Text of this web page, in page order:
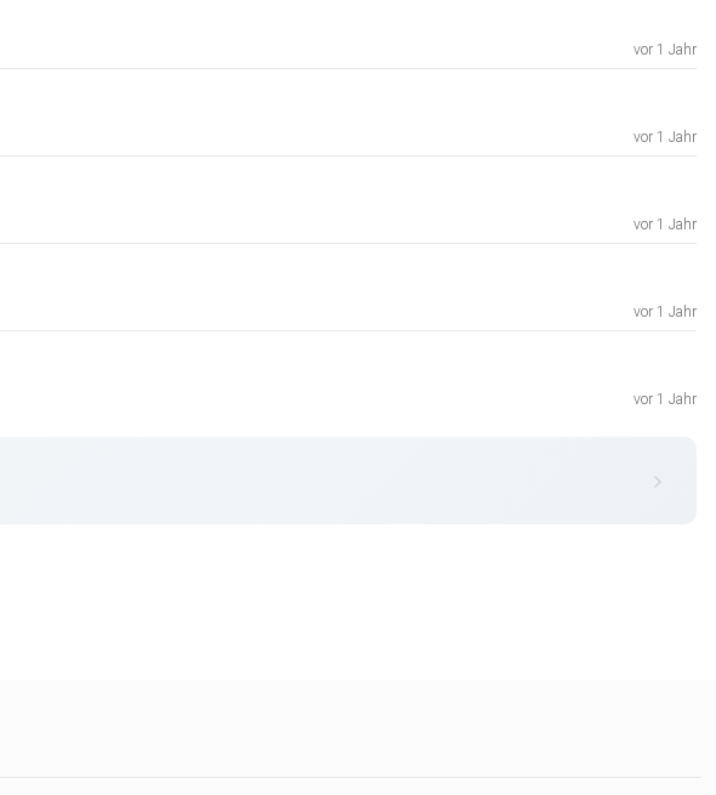
vor 1 Jahr
vor 1 Jahr
vor 1 Jahr
vor 1 Jahr
vor 1 Jahr